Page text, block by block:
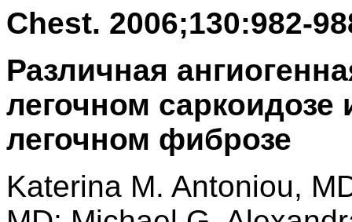
Chest. 2006;130:982-
Различная
легочном саркоидозе
легочном фиброзе
Katerina M. Antoniou,